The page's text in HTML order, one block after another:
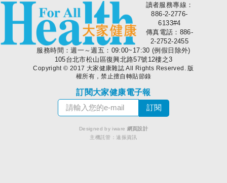
大家健康
讀者服務專線：
886-2-2776-
6133#4
傳真電話：886-
2-2752-2455
服務時間：週一～週五：09:00~17:30 (例假日除外)
105台北市松山區復興北路57號12樓之3
Copyright © 2017 大家健康雜誌 All Rights Reserved. 版
權所有，禁止擅自轉貼節錄
訂閱大家健康電子報
Designed by iware 網頁設計
主機託管：遠振資訊